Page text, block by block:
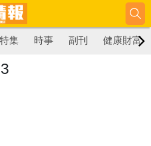
集 時事 副刊 健康財富